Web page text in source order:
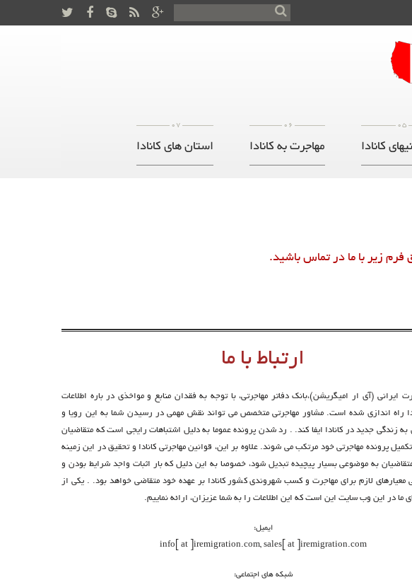
07
استان های کانادا
06
مهاجرت به کانادا
05
کانادا
فرم زیر با ما در تماس باشید.
ارتباط با ما
ایرانی (آی ار امیگریشن)،بانک دفاتر مهاجرتی، با توجه به فقدان منابع و مواخذی در باره اطلاعات
راه اندازی شده است. مشاور مهاجرتی متخصص می تواند نقش مهمی در رسیدن شما به این رویا و
زندگی جدید در کانادا ایفا کند. . رد شدن پرونده عموما به دلیل اشتباهات رایجی است که متقاضیان
پرونده مهاجرتی خود مرتکب می شوند. علاوه بر این، قوانین مهاجرتی کانادا و تحقیق در این زمینه
به موضوعی بسیار پیچیده تبدیل شود، خصوصا به این دلیل که بار اثبات واجد شرایط بودن و
معیارهای لازم برای مهاجرت و کسب شهروندی کشور کانادا بر عهده خود متقاضی خواهد بود. . یکی از
ما در این وب سایت این است که این اطلاعات را به شما عزیزان، ارائه نماییم.
ایمیل:
info[ at ]iremigration.com, sales[ at ]iremigration.com
شبکه های اجتماعی: